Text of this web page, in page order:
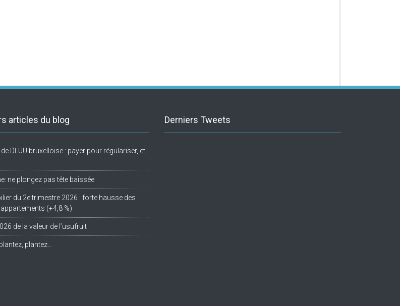
articles du blog
DLUU bruxelloise : payer pour régulariser, et
ne plongez pas tête baissée
du 2e trimestre 2026 : forte hausse des
(+4,8 %)
de la valeur de l’usufruit
plantez…
Derniers Tweets